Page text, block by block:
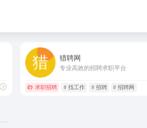
# 找工作
猎聘网
专业高效的招聘求职平台
求职招聘 # 找工作 # 招聘 # 招聘网